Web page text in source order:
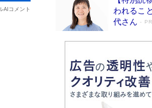
われるこ
代さん
PR